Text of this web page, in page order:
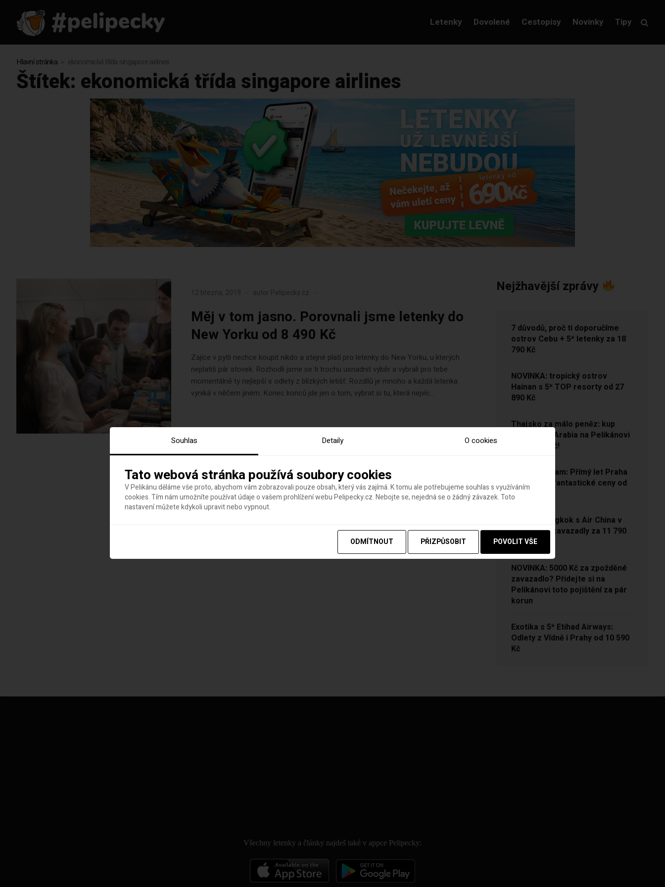
Letenky Dovolené Cestopisy Novinky Tipy
Hlavní stránka ekonomická třída singapore airlines
Štítek: ekonomická třída singapore airlines
12 března, 2019 autor Pelipecky.cz
Měj v tom jasno. Porovnali jsme letenky do
New Yorku od 8 490 Kč
Zajíce v pytli nechce koupit nikdo a stejné platí pro letenky do New Yorku, u kterých
neplatíš pár stovek. Rozhodli jsme se ti trochu usnadnit výběr a vybrali pro tebe
momentálně ty nejlepší s odlety z blízkých letišť. Rozdílů je mnoho a každá letenka
vyniká v něčem jiném. Konec konců jde jen o tom, vybrat si tu, která nejvíc...
Nejžhavější zprávy
7 důvodů, proč ti doporučíme
ostrov Cebu + 5* letenky za 18
790 Kč
NOVINKA: tropický ostrov
Hainan s 5* TOP resorty od 27
890 Kč
Thajsko za málo peněz: kup
letenky Air Arabia na Pelikánovi
od 11 762 Kč!
Levný Vietnam: Přímý let Praha
– Hanoj za fantastické ceny od
13 790 Kč
Vídeň – Bangkok s Air China v
sezóně se zavazadly za 11 790
Kč!
NOVINKA: 5000 Kč za zpožděné
zavazadlo? Přidejte si na
Pelikánovi toto pojištění za pár
korun
Exotika s 5* Etihad Airways:
Odlety z Vídně i Prahy od 10 590
Kč
Všechny letenky a články najdeš také v appce Pelipecky:
Souhlas Detaily O cookies
Tato webová stránka používá soubory cookies
V Pelikánu děláme vše proto, abychom vám zobrazovali pouze obsah, který vás zajímá. K tomu ale potřebujeme souhlas s využíváním
cookies. Tím nám umožníte používat údaje o vašem prohlížení webu Pelipecky.cz. Nebojte se, nejedná se o žádný závazek. Toto
nastavení můžete kdykoli upravit nebo vypnout.
ODMÍTNOUT PŘIZPŮSOBIT POVOLIT VŠE